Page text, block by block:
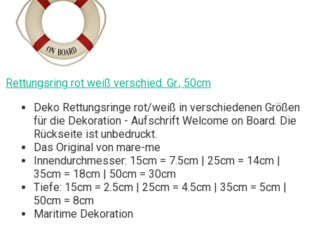
Rettungsring rot weiß verschied. Gr., 50cm
Deko Rettungsringe rot/weiß in verschiedenen Größen
für die Dekoration - Aufschrift Welcome on Board. Die
Rückseite ist unbedruckt.
Das Original von mare-me
Innendurchmesser: 15cm = 7.5cm | 25cm = 14cm |
35cm = 18cm | 50cm = 30cm
Tiefe: 15cm = 2.5cm | 25cm = 4.5cm | 35cm = 5cm |
50cm = 8cm
Maritime Dekoration